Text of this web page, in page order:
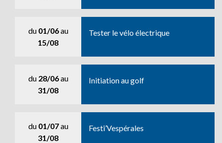
du 01/06au
15/08
Tester le vélo électrique
du 28/06au
31/08
Initiation au golf
du 01/07au
31/08
Festi’Vespérales